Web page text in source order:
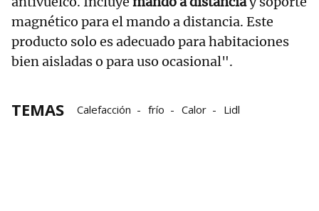
magnético para el mando a distancia. Este
producto solo es adecuado para habitaciones
bien aisladas o para uso ocasional".
TEMAS Calefacción frío Calor Lidl